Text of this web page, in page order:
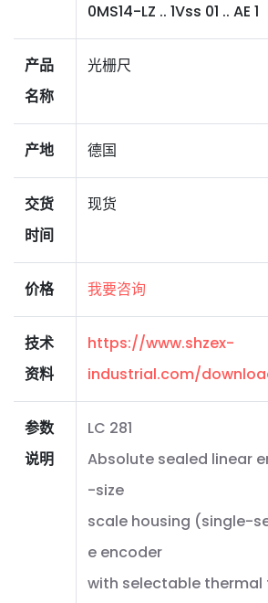
0MS14-LZ .. 1Vss 01 .. AE 1
产品
名称
光栅尺
产地 德国
交货
时间
现货
价格 我要咨询
技术
资料
https://www.shzex-
industrial.com/
参数
说明
LC 281
Absolute sealed linear
-size
scale housing (single-
e encoder
with selectable thermal